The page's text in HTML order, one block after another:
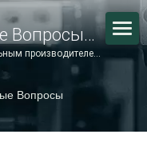
Вопросы
производителем
Вопросы